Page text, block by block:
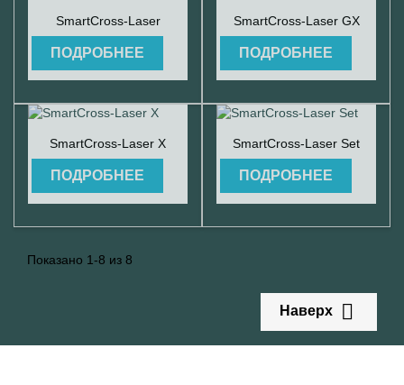
Быстрый просмотр
SmartCross-Laser
ПОДРОБНЕЕ
 Быстрый просмотр
SmartCross-Laser GX
ПОДРОБНЕЕ
Быстрый просмотр
SmartCross-Laser X
ПОДРОБНЕЕ
 Быстрый просмотр
SmartCross-Laser Set
ПОДРОБНЕЕ
Показано 1-8 из 8
Наверх 